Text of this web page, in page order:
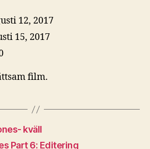
12, 2017
15, 2017
film.
kväll
Part 6: Editering